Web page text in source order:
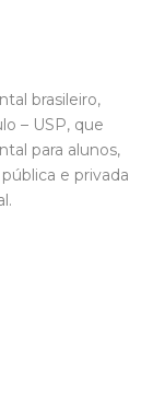
brasileiro,
– USP, que
para alunos,
e privada